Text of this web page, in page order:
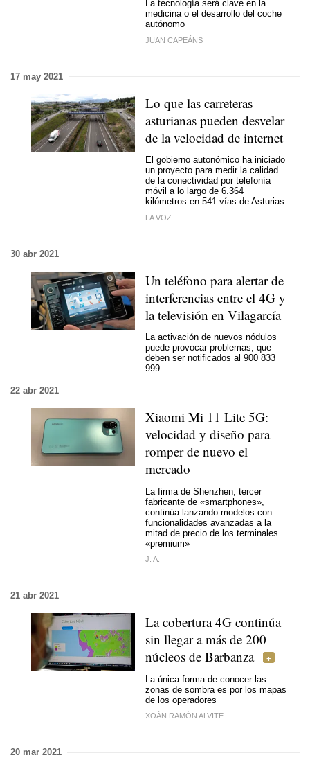
La tecnología será clave en la
medicina o el desarrollo del coche
autónomo
JUAN CAPEÁNS
17 may 2021
Lo que las carreteras
asturianas pueden desvelar
de la velocidad de internet
El gobierno autonómico ha iniciado
un proyecto para medir la calidad
de la conectividad por telefonía
móvil a lo largo de 6.364
kilómetros en 541 vías de Asturias
LA VOZ
30 abr 2021
Un teléfono para alertar de
interferencias entre el 4G y
la televisión en Vilagarcía
La activación de nuevos nódulos
puede provocar problemas, que
deben ser notificados al 900 833
999
22 abr 2021
Xiaomi Mi 11 Lite 5G:
velocidad y diseño para
romper de nuevo el
mercado
La firma de Shenzhen, tercer
fabricante de «smartphones»,
continúa lanzando modelos con
funcionalidades avanzadas a la
mitad de precio de los terminales
«premium»
J. A.
21 abr 2021
La cobertura 4G continúa
sin llegar a más de 200
núcleos de Barbanza
La única forma de conocer las
zonas de sombra es por los mapas
de los operadores
XOÁN RAMÓN ALVITE
20 mar 2021